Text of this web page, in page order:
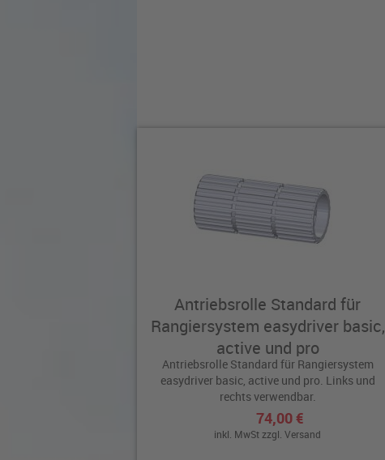
Antriebsrolle Standard für
Rangiersystem easydriver basic,
active und pro
Antriebsrolle Standard für Rangiersystem
easydriver basic, active und pro. Links und
rechts verwendbar.
74,00 €
inkl. MwSt zzgl.Versand